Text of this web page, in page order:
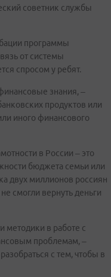
советник службы
программы
от системы
спросом у ребят.
знания, –
продуктов или
иного финансового
в России – это
бюджета семьи или
двух миллионов россиян
смогли вернуть деньги
методики в работе с
проблемам, –
с тем, чтобы в